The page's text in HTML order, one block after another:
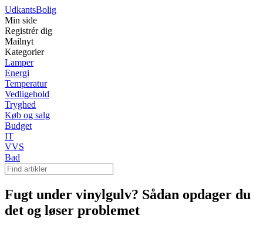
UdkantsBolig
Min side
Registrér dig
Mailnyt
Kategorier
Lamper
Energi
Temperatur
Vedligehold
Tryghed
Køb og salg
Budget
IT
VVS
Bad
Fugt under vinylgulv? Sådan opdager du
det og løser problemet